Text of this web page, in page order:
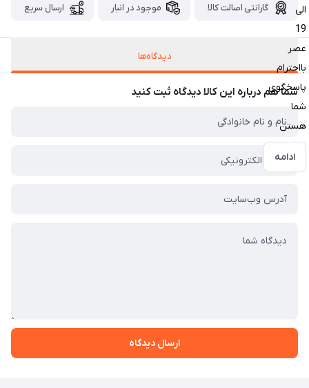
الی
19
عصر
بااحترام
پاسخگوی
شما
هستن
ادامه
گارانتی اصالت کالا موجود در انبار ارسال سریع
دیدگاه‌ها
شما هم درباره این کالا دیدگاه ثبت کنید
ارسال دیدگاه